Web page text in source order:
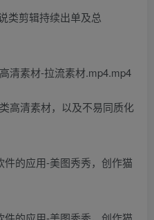
类剪辑持续出单及总
清素材-拉流素材.mp4.mp4
高清素材，以及不易同质化
的应用-美图秀秀，创作猫